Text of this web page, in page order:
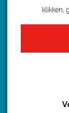
klikken,
Ontdek Utrecht
Fietsroutes
Regio's in